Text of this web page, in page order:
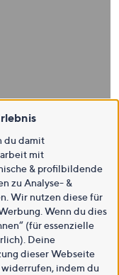
du damit
mit
& profilbildende
zu Analyse- &
Wir nutzen diese für
Wenn du dies
(für essenzielle
Deine
dieser Webseite
indem du